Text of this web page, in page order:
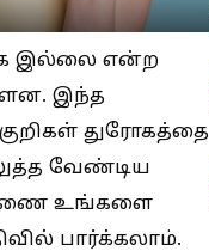
இல்லை என்ற
இந்த
துரோகத்தை
வேண்டிய
உங்களை
பார்க்கலாம்.